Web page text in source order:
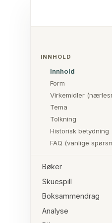
INNHOLD
Innhold
Form
Virkemidler
Tema
Tolkning
Historisk betydning
FAQ (vanlige
Bøker
Skuespill
Boksammendrag
Analyse